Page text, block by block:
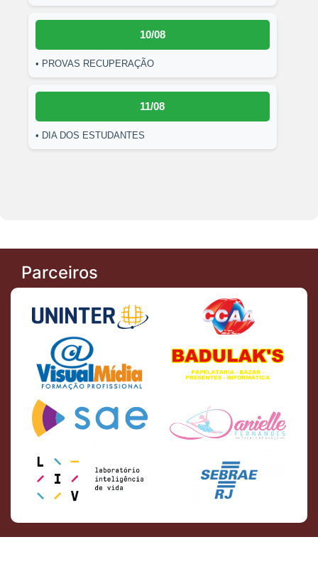
10/08
• PROVAS RECUPERAÇÃO
11/08
• DIA DOS ESTUDANTES
Parceiros